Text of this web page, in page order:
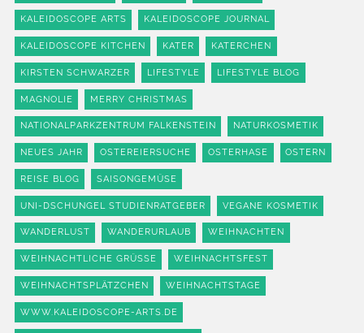
KALEIDOSCOPE ARTS KALEIDOSCOPE JOURNAL
KALEIDOSCOPE KITCHEN KATER KATERCHEN
KIRSTEN SCHWARZER LIFESTYLE LIFESTYLE BLOG
MAGNOLIE MERRY CHRISTMAS
NATIONALPARKZENTRUM FALKENSTEIN NATURKOSMETIK
NEUES JAHR OSTEREIERSUCHE OSTERHASE OSTERN
REISE BLOG SAISONGEMÜSE
UNI-DSCHUNGEL STUDIENRATGEBER VEGANE KOSMETIK
WANDERLUST WANDERURLAUB WEIHNACHTEN
WEIHNACHTLICHE GRÜSSE WEIHNACHTSFEST
WEIHNACHTSPLÄTZCHEN WEIHNACHTSTAGE
WWW.KALEIDOSCOPE-ARTS.DE